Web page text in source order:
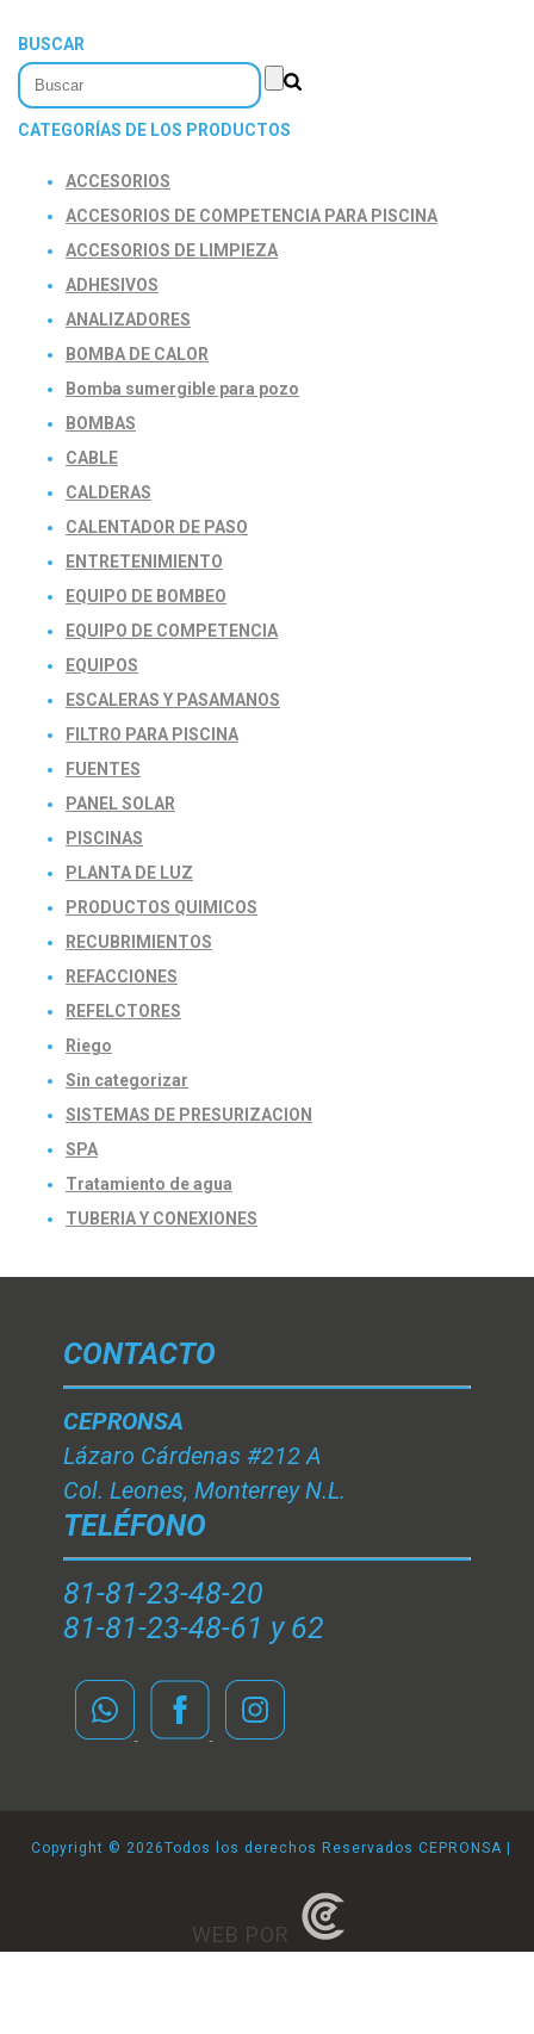
BUSCAR
CATEGORÍAS DE LOS PRODUCTOS
ACCESORIOS
ACCESORIOS DE COMPETENCIA PARA PISCINA
ACCESORIOS DE LIMPIEZA
ADHESIVOS
ANALIZADORES
BOMBA DE CALOR
Bomba sumergible para pozo
BOMBAS
CABLE
CALDERAS
CALENTADOR DE PASO
ENTRETENIMIENTO
EQUIPO DE BOMBEO
EQUIPO DE COMPETENCIA
EQUIPOS
ESCALERAS Y PASAMANOS
FILTRO PARA PISCINA
FUENTES
PANEL SOLAR
PISCINAS
PLANTA DE LUZ
PRODUCTOS QUIMICOS
RECUBRIMIENTOS
REFACCIONES
REFELCTORES
Riego
Sin categorizar
SISTEMAS DE PRESURIZACION
SPA
Tratamiento de agua
TUBERIA Y CONEXIONES
CONTACTO
CEPRONSA
Lázaro Cárdenas #212 A
Col. Leones, Monterrey N.L.
TELÉFONO
81-81-23-48-20
81-81-23-48-61 y 62
Copyright © 2026Todos los derechos Reservados CEPRONSA |
WEB POR